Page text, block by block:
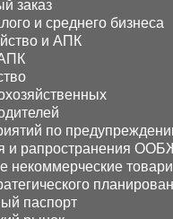
и среднего бизнеса
и АПК
по
и рапространения
некоммерческие
паспорт